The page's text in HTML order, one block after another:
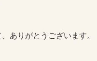
ありがとうございます。